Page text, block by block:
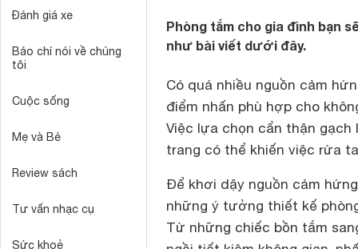
Đánh giá xe
Báo chí nói về chúng
tôi
Cuộc sống
Mẹ và Bé
Review sách
Tư vấn nhạc cụ
Sức khoẻ
Phòng tắm cho gia đình bạn
như bài viết dưới đây.
Có quá nhiều nguồn cảm
điểm nhấn phù hợp cho
Việc lựa chọn cẩn thận
trang có thể khiến việc rửa
Để khơi dậy nguồn cảm
những ý tưởng thiết kế
Từ những chiếc bồn tắm